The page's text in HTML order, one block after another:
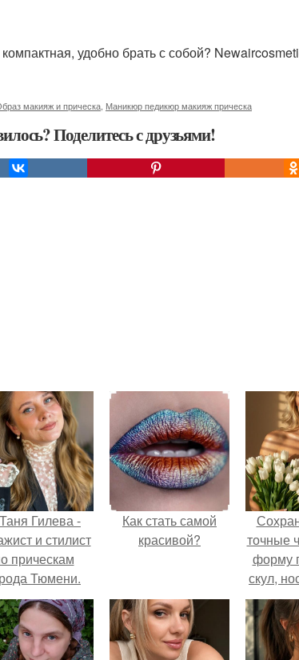
удобно брать с собой?
макияж и прическа Маникюр педикюр макияж прическа
Поделитесь с друзьями!
Гилева -
и стилист
прическам
Тюмени.
Как стать самой
красивой?
точные
форму
скул,